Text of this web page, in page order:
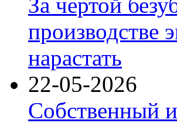
производстве
нарастать
22-05-2026
Собственный